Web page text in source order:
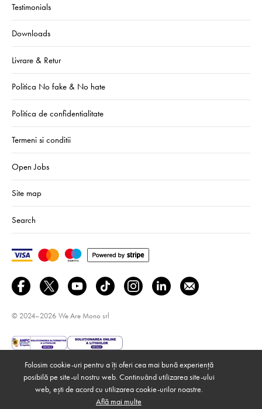
Testimonials
Downloads
Livrare & Retur
Politica No fake & No hate
Politica de confidentialitate
Termeni si conditii
Open Jobs
Site map
Search
© 2024–2026 We Are Mono srl
Folosim cookie-uri pentru a îți oferi cea mai bună experiență
posibilă pe site-ul nostru web. Continuând utilizarea site-ului
web, ești de acord cu utilizarea cookie-urilor noastre.
Află mai multe